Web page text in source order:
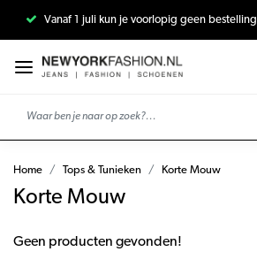
Vanaf 1 juli kun je voorlopig geen
Home Tops & Tunieken Korte Mouw
Korte Mouw
Geen producten gevonden!